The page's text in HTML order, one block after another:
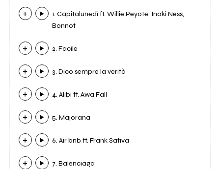
1. Capitalunedì ft. Willie Peyote, Inoki Ness,
Bonnot
2. Facile
3. Dico sempre la verità
4. Alibi ft. Awa Fall
5. Majorana
6. Air bnb ft. Frank Sativa
7. Balenciaga